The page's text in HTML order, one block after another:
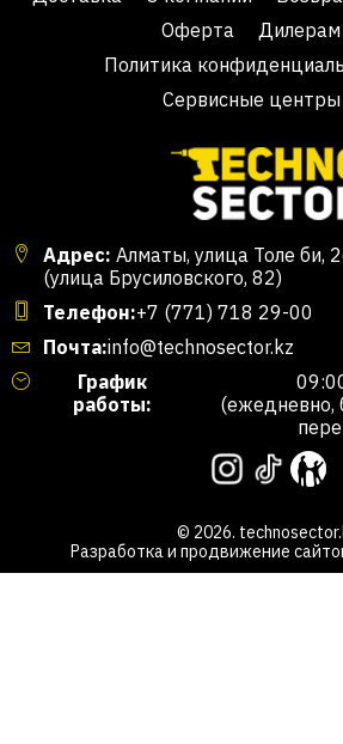
Оферта
Дилерам
Политика
Сервисные центры
Адрес: Алматы, улица Толе би,
(улица Брусиловского, 82)
Телефон:+7 (771) 718 29-00
Почта:info@technosector.kz
График
работы:
(ежедневно,
© 2026.
Разработка и продвижение